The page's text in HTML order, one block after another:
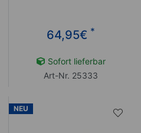
64,95€ *
Sofort lieferbar
Art-Nr. 25333
NEU